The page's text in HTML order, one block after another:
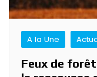
A la Une
Feux de forêt